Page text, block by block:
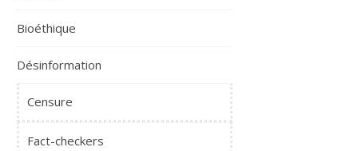
Bioéthique
Désinformation
Censure
Fact-checkers